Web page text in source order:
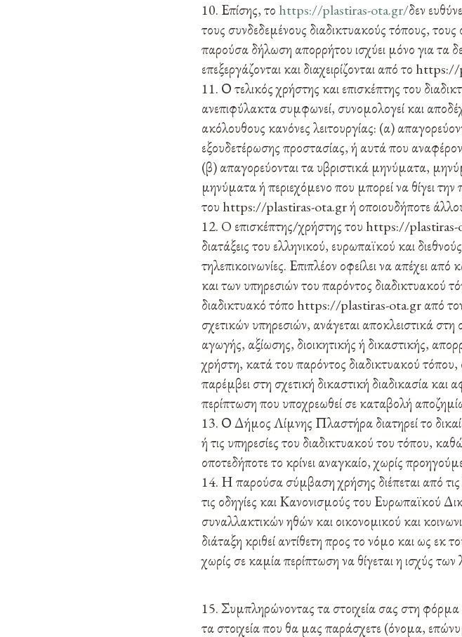
Επίσης, το https://plastiras-ota.gr/δεν
τους συνδεδεμένους διαδικτυακούς τόπους,
παρούσα δήλωση απορρήτου ισχύει μόνο για τα
επεξεργάζονται και διαχειρίζονται από το
Ο τελικός χρήστης και επισκέπτης του
ανεπιφύλακτα συμφωνεί, συνομολογεί και
ακόλουθους κανόνες λειτουργίας: (α)
εξουδετέρωσης προστασίας, ή αυτά που
(β) απαγορεύονται τα υβριστικά μηνύματα,
μηνύματα ή περιεχόμενο που μπορεί να θίγει
του https://plastiras-ota.gr ή οποιουδήποτε
O επισκέπτης/χρήστης του https://plastiras-
διατάξεις του ελληνικού, ευρωπαϊκού και
τηλεπικοινωνίες. Επιπλέον οφείλει να απέχει
και των υπηρεσιών του παρόντος διαδικτυακού
διαδικτυακό τόπο https://plastiras-ota.gr από
σχετικών υπηρεσιών, ανάγεται αποκλειστικά
αγωγής, αξίωσης, διοικητικής ή δικαστικής,
χρήστη, κατά του παρόντος διαδικτυακού
παρέμβει στη σχετική δικαστική διαδικασία και
περίπτωση που υποχρεωθεί σε καταβολή
Ο Δήμος Λίμνης Πλαστήρα διατηρεί το
ή τις υπηρεσίες του διαδικτυακού του τόπου,
οποτεδήποτε το κρίνει αναγκαίο, χωρίς
Η παρούσα σύμβαση χρήσης διέπεται από τις
τις οδηγίες και Κανονισμούς του Ευρωπαϊκού
συναλλακτικών ηθών και οικονομικού και
διάταξη κριθεί αντίθετη προς το νόμο και ως εκ
χωρίς σε καμία περίπτωση να θίγεται η ισχύς
Συμπληρώνοντας τα στοιχεία σας στη φόρμα
τα στοιχεία που θα μας παράσχετε (όνομα,